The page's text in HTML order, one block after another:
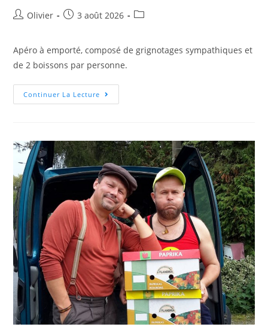
Olivier 3 août 2026
Apéro à emporté, composé de grignotages sympathiques et
de 2 boissons par personne.
Continuer La Lecture